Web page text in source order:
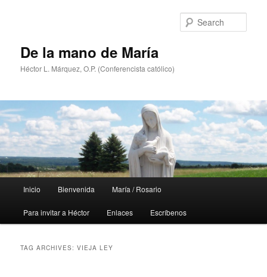
De la mano de María
Héctor L. Márquez, O.P. (Conferencista católico)
Inicio Bienvenida María / Rosario
Para invitar a Héctor Enlaces Escríbenos
TAG ARCHIVES:VIEJA LEY